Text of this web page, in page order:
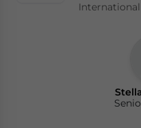
International